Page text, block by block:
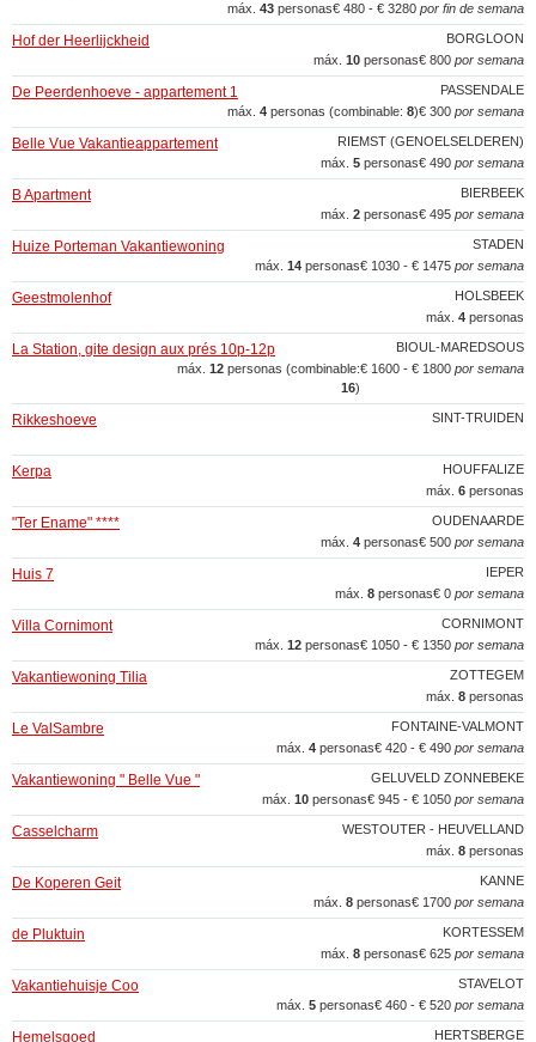
€ 480 - € 3280 por fin de semana
máx. 43 personas
BORGLOON
Hof der Heerlijckheid
€ 800 por semana
máx. 10 personas
PASSENDALE
De Peerdenhoeve - appartement 1
€ 300 por semana
máx. 4 personas (combinable: 8)
RIEMST (GENOELSELDEREN)
Belle Vue Vakantieappartement
€ 490 por semana
máx. 5 personas
BIERBEEK
B Apartment
€ 495 por semana
máx. 2 personas
STADEN
Huize Porteman Vakantiewoning
€ 1030 - € 1475 por semana
máx. 14 personas
HOLSBEEK
Geestmolenhof
máx. 4 personas
BIOUL-MAREDSOUS
La Station, gite design aux prés 10p-12p
€ 1600 - € 1800 por semana
máx. 12 personas (combinable:
16)
SINT-TRUIDEN
Rikkeshoeve
HOUFFALIZE
Kerpa
máx. 6 personas
OUDENAARDE
"Ter Ename" ****
€ 500 por semana
máx. 4 personas
IEPER
Huis 7
€ 0 por semana
máx. 8 personas
CORNIMONT
Villa Cornimont
€ 1050 - € 1350 por semana
máx. 12 personas
ZOTTEGEM
Vakantiewoning Tilia
máx. 8 personas
FONTAINE-VALMONT
Le ValSambre
€ 420 - € 490 por semana
máx. 4 personas
GELUVELD ZONNEBEKE
Vakantiewoning " Belle Vue "
€ 945 - € 1050 por semana
máx. 10 personas
WESTOUTER - HEUVELLAND
Casselcharm
máx. 8 personas
KANNE
De Koperen Geit
€ 1700 por semana
máx. 8 personas
KORTESSEM
de Pluktuin
€ 625 por semana
máx. 8 personas
STAVELOT
Vakantiehuisje Coo
€ 460 - € 520 por semana
máx. 5 personas
HERTSBERGE
Hemelsgoed